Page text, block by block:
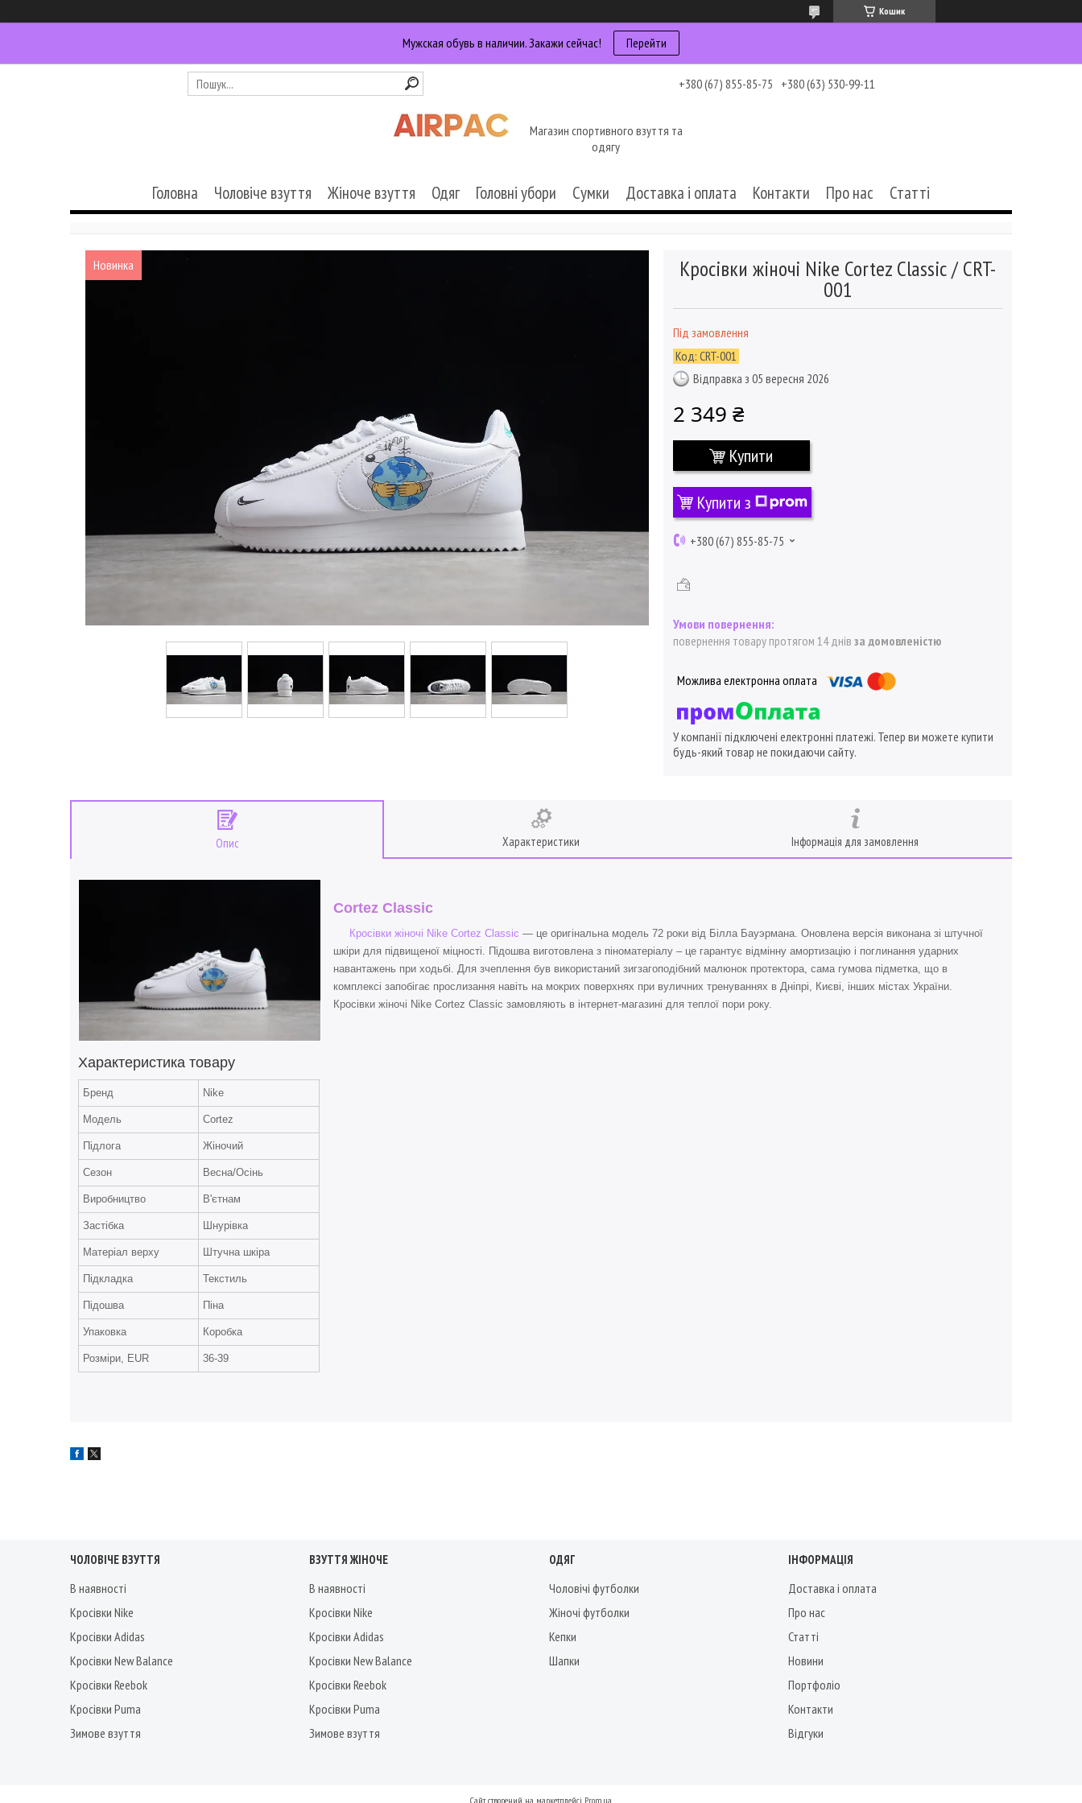
Кошик
Мужская обувь в наличии. Закажи сейчас! Перейти
+380 (67) 855-85-75 +380 (63) 530-99-11
Магазин спортивного взуття та
одягу
Головна Чоловіче взуття Жіноче взуття Одяг Головні убори Сумки Доставка і оплата Контакти Про нас Статті
Новинка Кросівки жіночі Nike Cortez Classic / CRT-
001
Під замовлення
Код: CRT-001
Відправка з 05 вересня 2026
2 349 ₴
Купити
Купити з
+380 (67) 855-85-75
повернення товару протягом 14 днів за домовленістю
У компанії підключені електронні платежі. Тепер ви можете купити
будь-який товар не покидаючи сайту.
Опис Характеристики Інформація для замовлення
Cortez Classic
Кросівки жіночі Nike Cortez Classic — це оригінальна модель 72 роки від Білла Бауэрмана. Оновлена версія виконана зі штучної
шкіри для підвищеної міцності. Підошва виготовлена з піноматеріалу – це гарантує відмінну амортизацію і поглинання ударних
навантажень при ходьбі. Для зчеплення був використаний зигзагоподібний малюнок протектора, сама гумова підметка, що в
комплексі запобігає прослизання навіть на мокрих поверхнях при вуличних тренуваннях в Дніпрі, Києві, інших містах України.
Кросівки жіночі Nike Cortez Classic замовляють в інтернет-магазині для теплої пори року.
Характеристика товару
Бренд Nike
Модель Cortez
Підлога Жіночий
Сезон Весна/Осінь
Виробництво В'єтнам
Застібка Шнурівка
Матеріал верху Штучна шкіра
Підкладка Текстиль
Підошва Піна
Упаковка Коробка
Розміри, EUR 36-39
ЧОЛОВІЧЕ ВЗУТТЯ
В наявності
Кросівки Nike
Кросівки Adidas
Кросівки New Balance
Кросівки Reebok
Кросівки Puma
Зимове взуття
ВЗУТТЯ ЖІНОЧЕ
В наявності
Кросівки Nike
Кросівки Adidas
Кросівки New Balance
Кросівки Reebok
Кросівки Puma
Зимове взуття
ОДЯГ
Чоловічі футболки
Жіночі футболки
Кепки
Шапки
ІНФОРМАЦІЯ
Доставка і оплата
Про нас
Статті
Новини
Портфоліо
Контакти
Відгуки
Сайт створений на маркетплейсі Prom.ua